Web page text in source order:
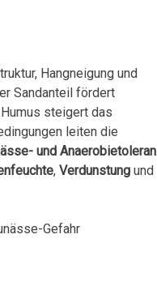
Hangneigung und
Sandanteil fördert
steigert das
leiten die
und
, Verdunstungund
Gefahr